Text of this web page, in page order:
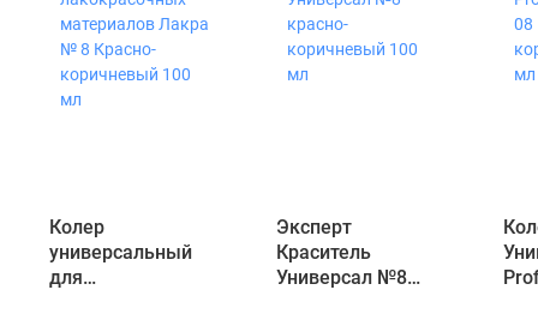
Колер
универсальный
для
Эксперт
Краситель
Универсал №8